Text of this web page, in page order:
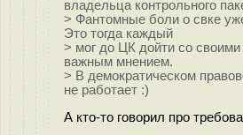
владельца контрольного
> Фантомные боли о свке
Это тогда каждый
> мог до ЦК дойти со
важным мнением.
> В демократическом
не работает :)
А кто-то говорил про